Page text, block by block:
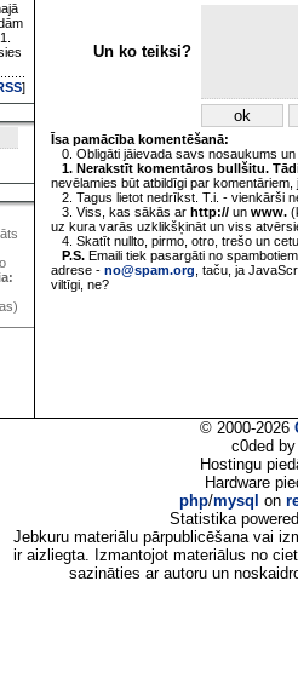
]
Un ko teiksi?
Īsa pamācība komentēšanā:
0. Obligāti jāievada savs nosaukums
1. Nerakstīt komentāros bullšitu.
nevēlamies būt atbildīgi par komentāriem,
2. Tagus lietot nedrīkst. T.i. - vienkārši
3. Viss, kas sākās ar http:// un www.
uz kura varās uzklikšķināt un viss
4. Skatīt nullto, pirmo, otro, trešo un
P.S. Emaili tiek pasargāti no
adrese - no@spam.org , taču, ja
viltīgi, ne?
© 2000-2026
c0ded by
Hostingu
Hardware
php/mysql on
Statistika
Jebkuru materiālu pārpublicēšana vai
ir aizliegta. Izmantojot materiālus no
sazināties ar autoru un